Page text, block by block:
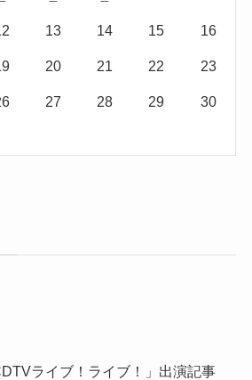
13 14 15 16
20 21 22 23
27 28 29 30
ライブ！ライブ！」出演記事